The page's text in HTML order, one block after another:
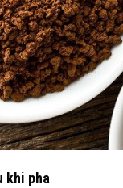
khi pha